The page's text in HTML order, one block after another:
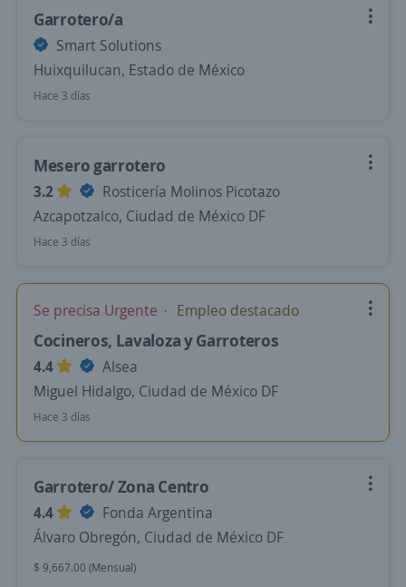
Garrotero/a
Smart Solutions
Huixquilucan, Estado de México
Hace 3 días
Mesero garrotero
3.2
Rosticería Molinos Picotazo
Azcapotzalco, Ciudad de México DF
Hace 3 días
Se precisa Urgente Empleo destacado
Cocineros, Lavaloza y Garroteros
4.4
Alsea
Miguel Hidalgo, Ciudad de México DF
Hace 3 días
Garrotero/ Zona Centro
4.4
Fonda Argentina
Álvaro Obregón, Ciudad de México DF
$ 9,667.00 (Mensual)